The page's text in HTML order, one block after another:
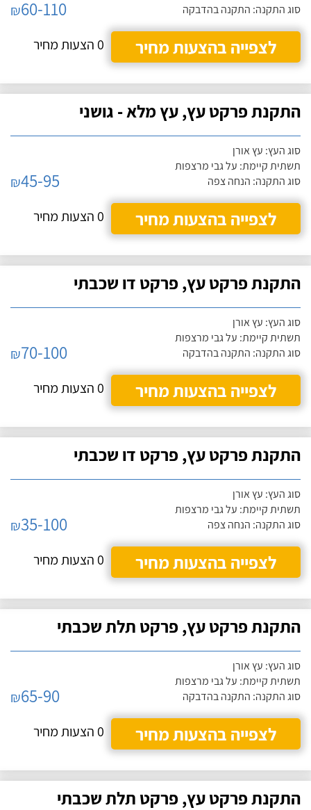
סוג התקנה: התקנה בהדבקה
₪60-110
לצפייה בהצעות מחיר
0 הצעות מחיר
התקנת פרקט עץ, עץ מלא - גושני
סוג העץ: עץ אורן
תשתית קיימת: על גבי מרצפות
סוג התקנה: הנחה צפה
₪45-95
לצפייה בהצעות מחיר
0 הצעות מחיר
התקנת פרקט עץ, פרקט דו שכבתי
סוג העץ: עץ אורן
תשתית קיימת: על גבי מרצפות
סוג התקנה: התקנה בהדבקה
₪70-100
לצפייה בהצעות מחיר
0 הצעות מחיר
התקנת פרקט עץ, פרקט דו שכבתי
סוג העץ: עץ אורן
תשתית קיימת: על גבי מרצפות
סוג התקנה: הנחה צפה
₪35-100
לצפייה בהצעות מחיר
0 הצעות מחיר
התקנת פרקט עץ, פרקט תלת שכבתי
סוג העץ: עץ אורן
תשתית קיימת: על גבי מרצפות
סוג התקנה: התקנה בהדבקה
₪65-90
לצפייה בהצעות מחיר
0 הצעות מחיר
התקנת פרקט עץ, פרקט תלת שכבתי